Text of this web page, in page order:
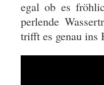
egal ob es
perlende
trifft es genau ins